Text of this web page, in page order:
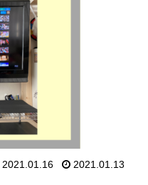
2021.01.16 2021.01.13